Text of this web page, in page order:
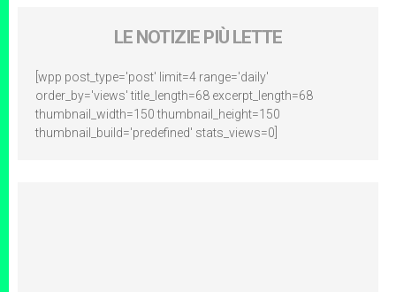
LE NOTIZIE PIÙ LETTE
[wpp post_type='post' limit=4 range='daily'
order_by='views' title_length=68 excerpt_length=68
thumbnail_width=150 thumbnail_height=150
thumbnail_build='predefined' stats_views=0]